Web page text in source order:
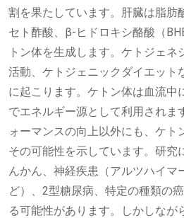
割を果たしています。肝臓は脂肪
セト酢酸、β-ヒドロキシ酪酸（
トン体を生成します。ケトジェ
活動、ケトジェニックダイエット
に起こります。ケトン体は血流中
でエネルギー源として利用されま
ォーマンスの向上以外にも、ケト
その可能性を示しています。研究
んかん、神経疾患（アルツハイマ
ど）、2型糖尿病、特定の種類の
る可能性があります。しかしなが